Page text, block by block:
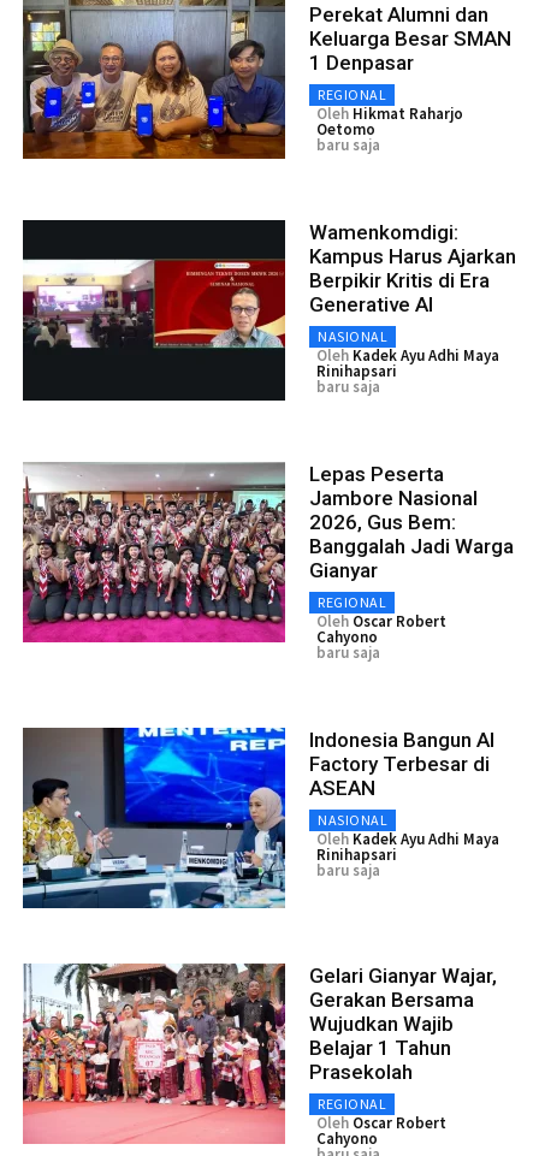
Perekat Alumni dan
Keluarga Besar SMAN
1 Denpasar
REGIONAL
Oleh Hikmat Raharjo
Oetomo
baru saja
Wamenkomdigi:
Kampus Harus Ajarkan
Berpikir Kritis di Era
Generative AI
NASIONAL
Oleh Kadek Ayu Adhi Maya
Rinihapsari
baru saja
Lepas Peserta
Jambore Nasional
2026, Gus Bem:
Banggalah Jadi Warga
Gianyar
REGIONAL
Oleh Oscar Robert
Cahyono
baru saja
Indonesia Bangun AI
Factory Terbesar di
ASEAN
NASIONAL
Oleh Kadek Ayu Adhi Maya
Rinihapsari
baru saja
Gelari Gianyar Wajar,
Gerakan Bersama
Wujudkan Wajib
Belajar 1 Tahun
Prasekolah
REGIONAL
Oleh Oscar Robert
Cahyono